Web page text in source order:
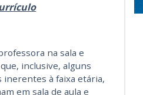
na sala e
inclusive, alguns
à faixa etária,
em sala de aula e